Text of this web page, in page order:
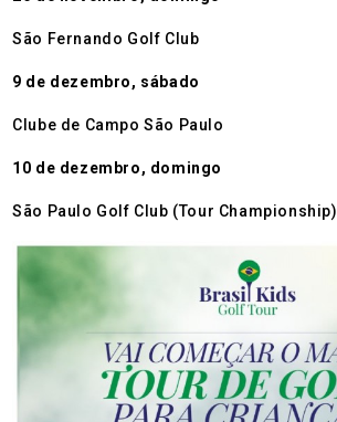
São Fernando Golf Club
9 de dezembro, sábado
Clube de Campo São Paulo
10 de dezembro, domingo
São Paulo Golf Club (Tour Championship)